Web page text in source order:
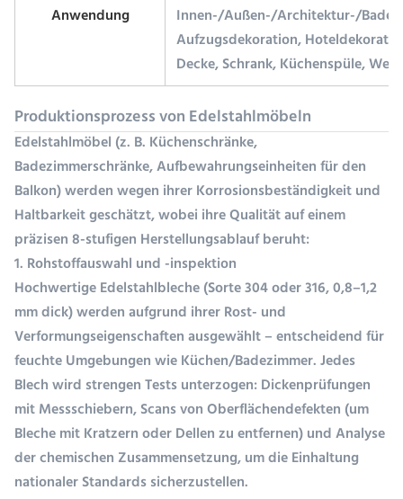
Anwendung
Innen-/Außen-/Architektur-/
Aufzugsdekoration,
Decke, Schrank, Küchenspüle,
Produktionsprozess von Edelstahlmöbeln
Edelstahlmöbel (z. B. Küchenschränke,
Badezimmerschränke, Aufbewahrungseinheiten für den
Balkon) werden wegen ihrer Korrosionsbeständigkeit und
Haltbarkeit geschätzt, wobei ihre Qualität auf einem
präzisen 8-stufigen Herstellungsablauf beruht:
1. Rohstoffauswahl und -inspektion
Hochwertige Edelstahlbleche (Sorte 304 oder 316, 0,8–1,2
mm dick) werden aufgrund ihrer Rost- und
Verformungseigenschaften ausgewählt – entscheidend für
feuchte Umgebungen wie Küchen/Badezimmer. Jedes
Blech wird strengen Tests unterzogen: Dickenprüfungen
mit Messschiebern, Scans von Oberflächendefekten (um
Bleche mit Kratzern oder Dellen zu entfernen) und Analyse
der chemischen Zusammensetzung, um die Einhaltung
nationaler Standards sicherzustellen.